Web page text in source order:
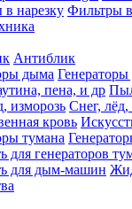
Фильтры
Антиблик
Снег, лёд,